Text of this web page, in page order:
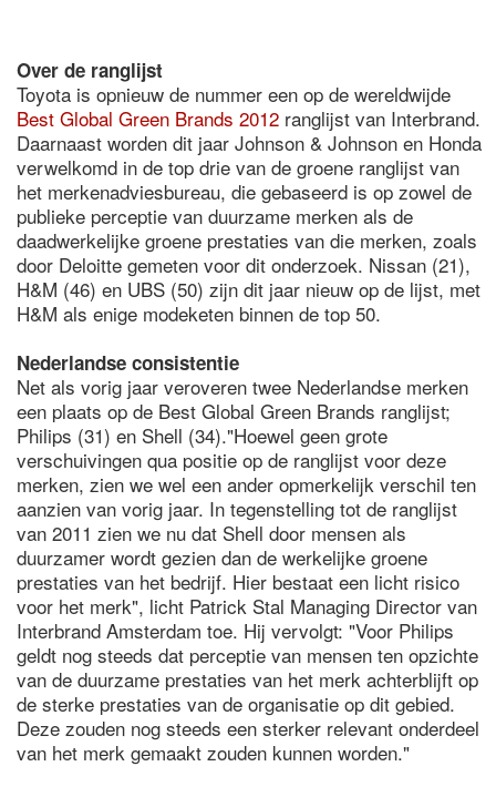
Over de ranglijst
Toyota is opnieuw de nummer een op de wereldwijde
Best Global Green Brands 2012 ranglijst van Interbrand.
Daarnaast worden dit jaar Johnson & Johnson en Honda
verwelkomd in de top drie van de groene ranglijst van
het merkenadviesbureau, die gebaseerd is op zowel de
publieke perceptie van duurzame merken als de
daadwerkelijke groene prestaties van die merken, zoals
door Deloitte gemeten voor dit onderzoek. Nissan (21),
H&M (46) en UBS (50) zijn dit jaar nieuw op de lijst, met
H&M als enige modeketen binnen de top 50.
Nederlandse consistentie
Net als vorig jaar veroveren twee Nederlandse merken
een plaats op de Best Global Green Brands ranglijst;
Philips (31) en Shell (34)."Hoewel geen grote
verschuivingen qua positie op de ranglijst voor deze
merken, zien we wel een ander opmerkelijk verschil ten
aanzien van vorig jaar. In tegenstelling tot de ranglijst
van 2011 zien we nu dat Shell door mensen als
duurzamer wordt gezien dan de werkelijke groene
prestaties van het bedrijf. Hier bestaat een licht risico
voor het merk", licht Patrick Stal Managing Director van
Interbrand Amsterdam toe. Hij vervolgt: "Voor Philips
geldt nog steeds dat perceptie van mensen ten opzichte
van de duurzame prestaties van het merk achterblijft op
de sterke prestaties van de organisatie op dit gebied.
Deze zouden nog steeds een sterker relevant onderdeel
van het merk gemaakt zouden kunnen worden."